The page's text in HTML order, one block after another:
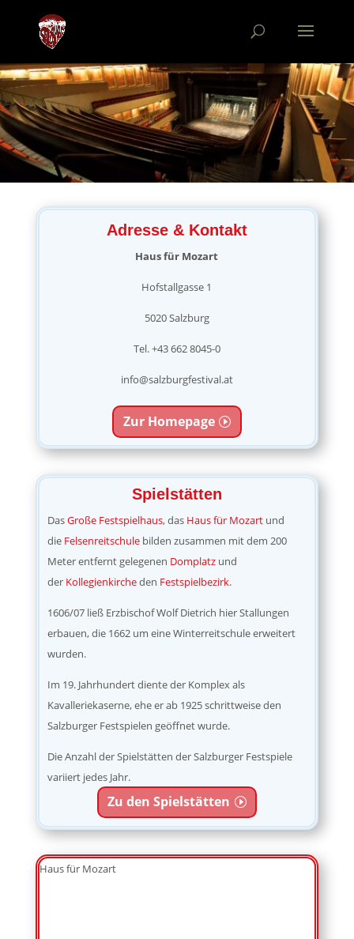
Adresse & Kontakt
Haus für Mozart
Hofstallgasse 1
5020 Salzburg
Tel. +43 662 8045-0
info@salzburgfestival.at
Zur Homepage
Spielstätten
DasGroße Festspielhaus, das Haus für Mozartund
die Felsenreitschulebilden zusammen mit dem 200
Meter entfernt gelegenen Domplatzund
der Kollegienkircheden Festspielbezirk.
1606/07 ließ Erzbischof Wolf Dietrich hier Stallungen
erbauen, die 1662 um eine Winterreitschule erweitert
wurden.
Im 19. Jahrhundert diente der Komplex als
Kavalleriekaserne, ehe er ab 1925 schrittweise den
Salzburger Festspielen geöffnet wurde.
Die Anzahl der Spielstätten der Salzburger Festspiele
variiert jedes Jahr.
Zu den Spielstätten
Haus für Mozart